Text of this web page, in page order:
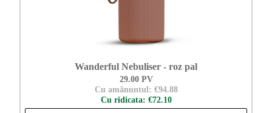
Wanderful Nebuliser - roz pal
29.00 PV
Cu amănuntul: €94.88
Cu ridicata: €72.10